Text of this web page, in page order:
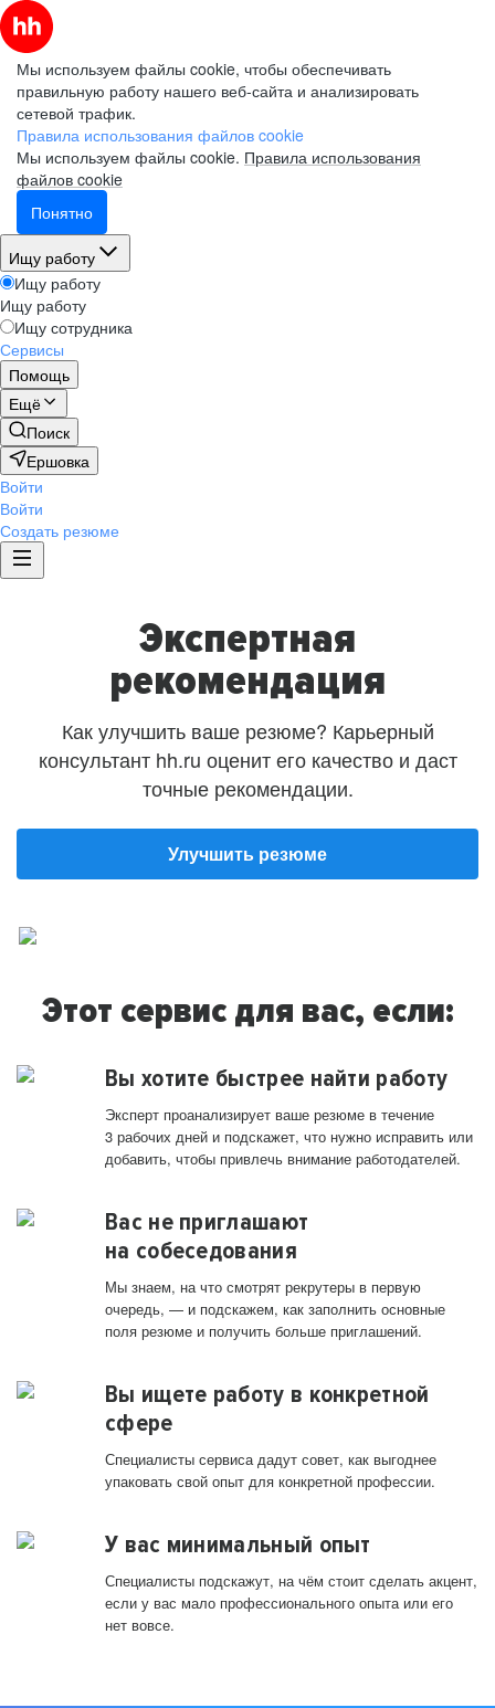
Мы используем файлы cookie, чтобы обеспечивать
правильную работу нашего веб-сайта и анализировать
сетевой трафик.
Правила использования файлов cookie
Мы используем файлы cookie. Правила использования
файлов cookie
Понятно
Ищу работу
Ищу работу
Ищу работу
Ищу сотрудника
Сервисы
Помощь
Ещё
Поиск
Ершовка
Войти
Войти
Создать резюме
Экспертная
рекомендация
Как улучшить ваше резюме? Карьерный
консультант hh.ru оценит его качество и даст
точные рекомендации.
Улучшить резюме
Этот сервис для вас, если:
Вы хотите быстрее найти работу
Эксперт проанализирует ваше резюме в течение
3 рабочих дней и подскажет, что нужно исправить или
добавить, чтобы привлечь внимание работодателей.
Вас не приглашают
на собеседования
Мы знаем, на что смотрят рекрутеры в первую
очередь, — и подскажем, как заполнить основные
поля резюме и получить больше приглашений.
Вы ищете работу в конкретной
сфере
Специалисты сервиса дадут совет, как выгоднее
упаковать свой опыт для конкретной профессии.
У вас минимальный опыт
Специалисты подскажут, на чём стоит сделать акцент,
если у вас мало профессионального опыта или его
нет вовсе.